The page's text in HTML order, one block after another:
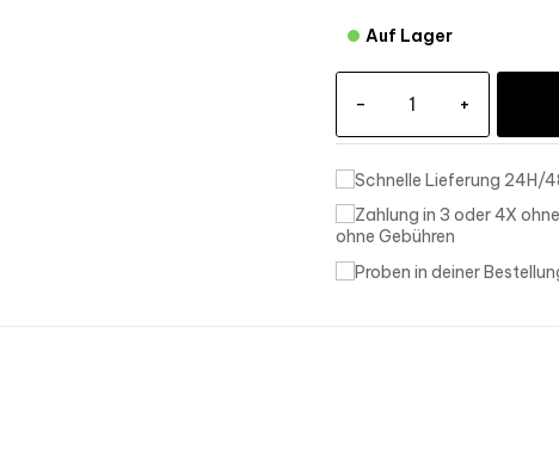
Auf Lager
- +
ohne Gebühren